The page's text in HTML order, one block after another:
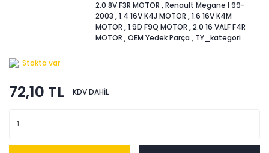
2.0 8V F3R MOTOR ,Renault Megane I 99-
2003 ,1.4 16V K4J MOTOR ,1.6 16V K4M
MOTOR ,1.9D F9Q MOTOR ,2.0 16 VALF F4R
MOTOR ,OEM Yedek Parça , TY_kategori
Stokta var
72,10 TL KDV DAHİL